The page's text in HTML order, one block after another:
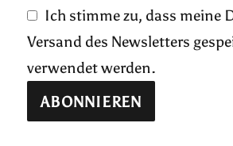
Ich stimme zu, dass meine
Versand des Newsletters
verwendet werden.